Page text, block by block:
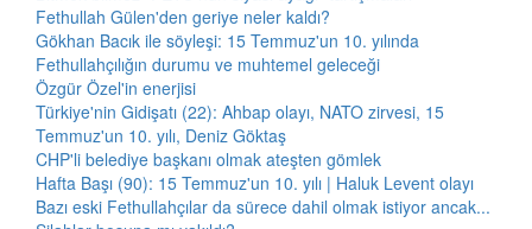
Fethullah Gülen'den geriye neler kaldı?
Gökhan Bacık ile söyleşi: 15 Temmuz'un 10. yılında
Fethullahçılığın durumu ve muhtemel geleceği
Özgür Özel'in enerjisi
Türkiye'nin Gidişatı (22): Ahbap olayı, NATO zirvesi, 15
Temmuz'un 10. yılı, Deniz Göktaş
CHP'li belediye başkanı olmak ateşten gömlek
Hafta Başı (90): 15 Temmuz'un 10. yılı | Haluk Levent olayı
Bazı eski Fethullahçılar da sürece dahil olmak istiyor ancak...